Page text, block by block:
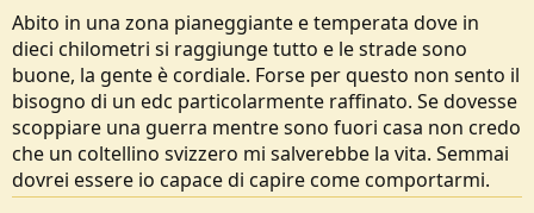
Abito in una zona pianeggiante e temperata dove in
dieci chilometri si raggiunge tutto e le strade sono
buone, la gente è cordiale. Forse per questo non sento il
bisogno di un edc particolarmente raffinato. Se dovesse
scoppiare una guerra mentre sono fuori casa non credo
che un coltellino svizzero mi salverebbe la vita. Semmai
dovrei essere io capace di capire come comportarmi.